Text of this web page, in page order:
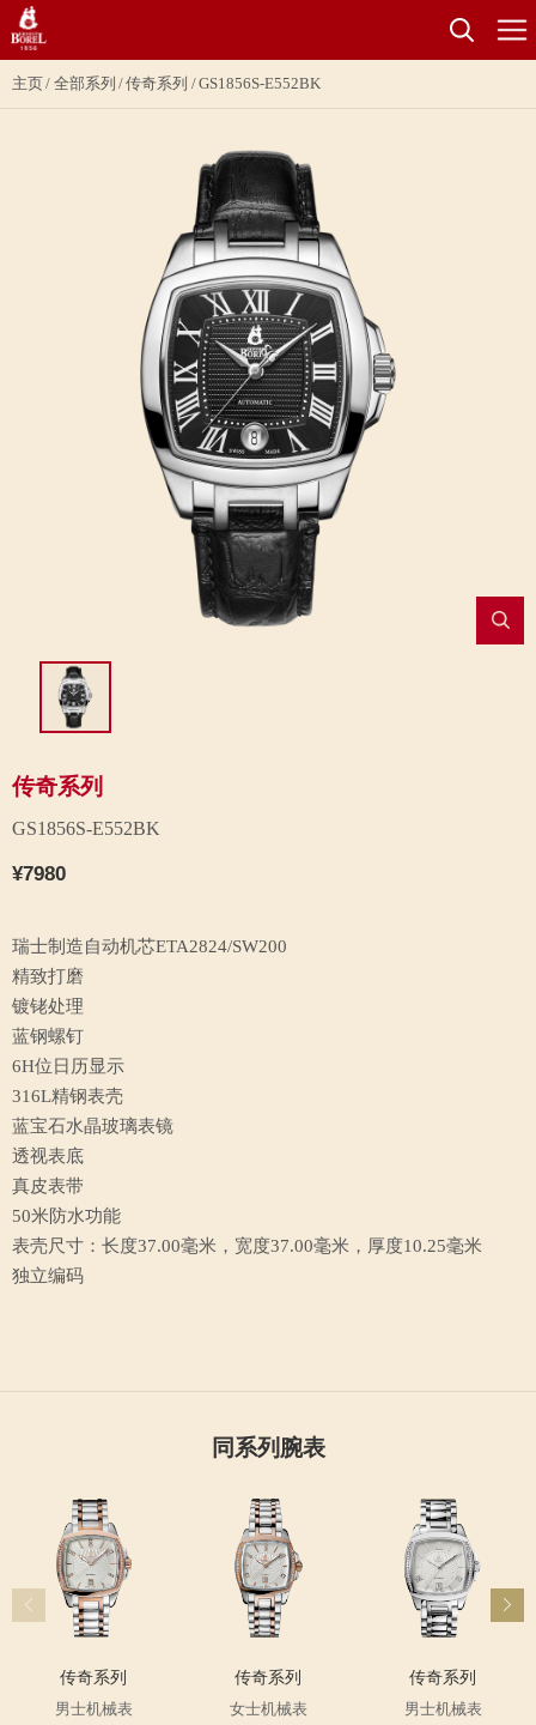
主页 全部系列 传奇系列 GS1856S-E552BK
传奇系列
GS1856S-E552BK
¥7980
瑞士制造自动机芯ETA2824/SW200
精致打磨
镀铑处理
蓝钢螺钉
6H位日历显示
316L精钢表壳
蓝宝石水晶玻璃表镜
透视表底
真皮表带
50米防水功能
表壳尺寸：长度37.00毫米，宽度37.00毫米，厚度10.25毫米
独立编码
同系列腕表
传奇系列
男士机械表
传奇系列
女士机械表
传奇系列
男士机械表